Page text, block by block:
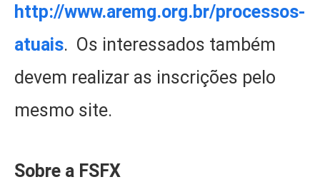
http://www.aremg.org.br/processos-
atuais. Os interessados também
devem realizar as inscrições pelo
mesmo site.
Sobre a FSFX